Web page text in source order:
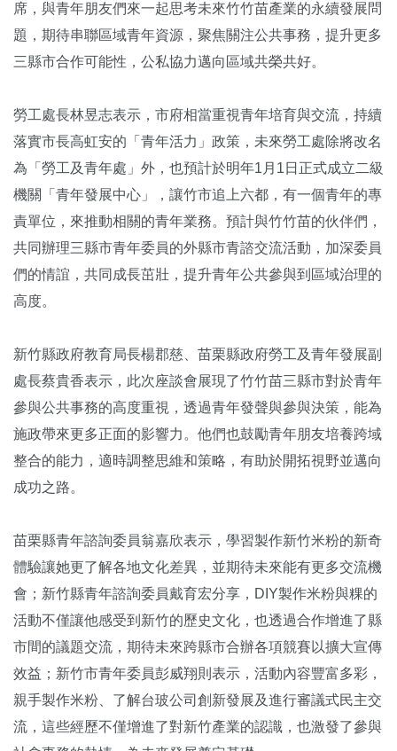
席，與青年朋友們來一起思考未來竹竹苗產業的永續發展問
題，期待串聯區域青年資源，聚焦關注公共事務，提升更多
三縣市合作可能性，公私協力邁向區域共榮共好。
勞工處長林昱志表示，市府相當重視青年培育與交流，持續
落實市長高虹安的「青年活力」政策，未來勞工處除將改名
為「勞工及青年處」外，也預計於明年1月1日正式成立二級
機關「青年發展中心」，讓竹市追上六都，有一個青年的專
責單位，來推動相關的青年業務。預計與竹竹苗的伙伴們，
共同辦理三縣市青年委員的外縣市青諮交流活動，加深委員
們的情誼，共同成長茁壯，提升青年公共參與到區域治理的
高度。
新竹縣政府教育局長楊郡慈、苗栗縣政府勞工及青年發展副
處長蔡貴香表示，此次座談會展現了竹竹苗三縣市對於青年
參與公共事務的高度重視，透過青年發聲與參與決策，能為
施政帶來更多正面的影響力。他們也鼓勵青年朋友培養跨域
整合的能力，適時調整思維和策略，有助於開拓視野並邁向
成功之路。
苗栗縣青年諮詢委員翁嘉欣表示，學習製作新竹米粉的新奇
體驗讓她更了解各地文化差異，並期待未來能有更多交流機
會；新竹縣青年諮詢委員戴育宏分享，DIY製作米粉與粿的
活動不僅讓他感受到新竹的歷史文化，也透過合作增進了縣
市間的議題交流，期待未來跨縣市合辦各項競賽以擴大宣傳
效益；新竹市青年委員彭威翔則表示，活動內容豐富多彩，
親手製作米粉、了解台玻公司創新發展及進行審議式民主交
流，這些經歷不僅增進了對新竹產業的認識，也激發了參與